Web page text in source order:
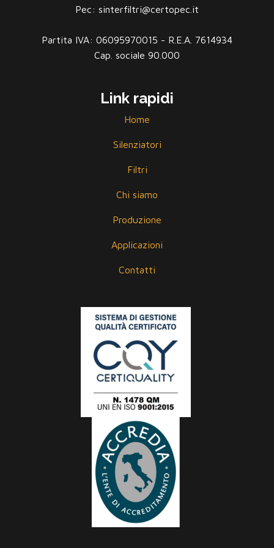
Pec: sinterfiltri@certopec.it
Partita IVA: 06095970015 - R.E.A. 7614934
Cap. sociale 90.000
Link rapidi
Home
Silenziatori
Filtri
Chi siamo
Produzione
Applicazioni
Contatti